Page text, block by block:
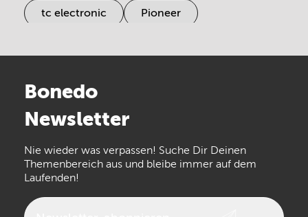
tc electronic Pioneer
Arturia
the t.bone
Walrus Audio Epiphone
Bonedo
Newsletter
Nie wieder was verpassen! Suche Dir Deinen
Themenbereich aus und bleibe immer auf dem
Laufenden!